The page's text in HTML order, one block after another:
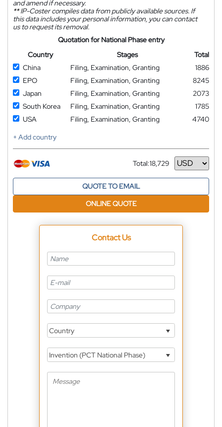
and amend if necessary.
**IP-Coster compiles data from publicly available sources. If
this data includes your personal information, you can contact
us to request its removal.
Quotation for National Phase entry
Country
Stages
Total
China
Filing, Examination, Granting
1886
EPO
Filing, Examination, Granting
8245
Japan
Filing, Examination, Granting
2073
South Korea
Filing, Examination, Granting
1785
USA
Filing, Examination, Granting
4740
+ Add country
Total:18,729
Currency
QUOTE TO EMAIL
ONLINE QUOTE
Contact Us
Country
Invention (PCT National Phase)